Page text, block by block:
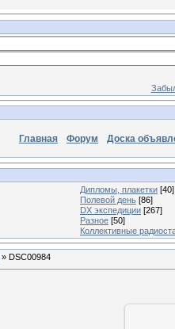
Главная Форум Доска
Дипломы, плакетки [40]
Полевой день [86]
DX экспедиции [267]
Разное [50]
Коллективные
» DSC00984